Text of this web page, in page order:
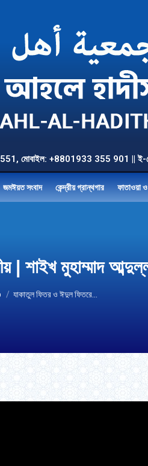
মোবাইল: +8801933 355
জমঈয়ত সংবাদ কেন্দ্রীয় গ্রান্থগার ফাতাওয়া
| শাইখ মুহাম্মাদ
যাকাতুল ফিতর ও ঈদুল ফিতরে…